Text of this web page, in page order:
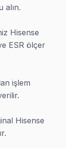
İstanbul
ve çevre
alın.
Hisense
ESR ölçer
işlem
Hisense